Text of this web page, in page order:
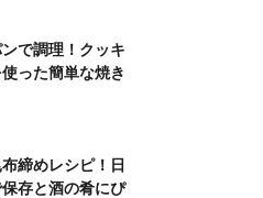
で調理！クッキ
った簡単な焼き
締めレシピ！日
存と酒の肴にぴ